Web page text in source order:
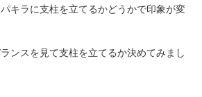
キラに支柱を立てるかどうかで印象が変
ンスを見て支柱を立てるか決めてみまし